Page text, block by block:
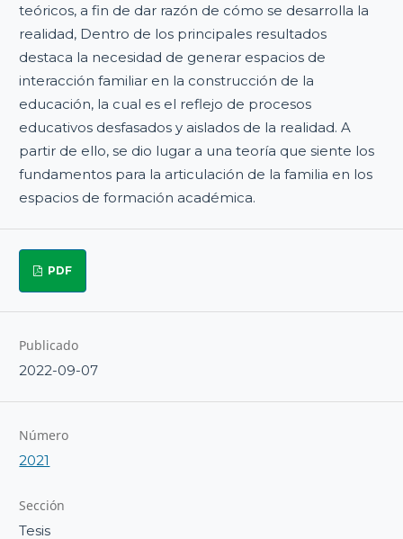
teóricos, a fin de dar razón de cómo se desarrolla la
realidad, Dentro de los principales resultados
destaca la necesidad de generar espacios de
interacción familiar en la construcción de la
educación, la cual es el reflejo de procesos
educativos desfasados y aislados de la realidad. A
partir de ello, se dio lugar a una teoría que siente los
fundamentos para la articulación de la familia en los
espacios de formación académica.
PDF
Publicado
2022-09-07
Número
2021
Sección
Tesis